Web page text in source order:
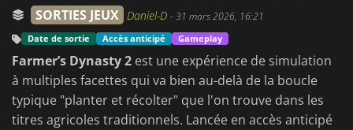
SORTIES JEUX Daniel-D -31 mars 2026, 16:21
Date de sortie Accès anticipé Gameplay
Farmer’s Dynasty 2 est une expérience de simulation
à multiples facettes qui va bien au-delà de la boucle
typique "planter et récolter" que l'on trouve dans les
titres agricoles traditionnels. Lancée en accès anticipé